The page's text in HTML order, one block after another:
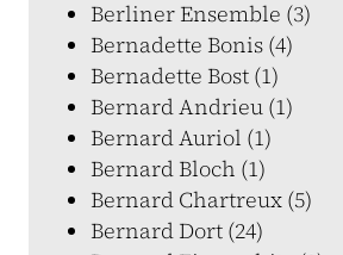
Berliner Ensemble (3)
Bernadette Bonis (4)
Bernadette Bost (1)
Bernard Andrieu (1)
Bernard Auriol (1)
Bernard Bloch (1)
Bernard Chartreux (5)
Bernard Dort (24)